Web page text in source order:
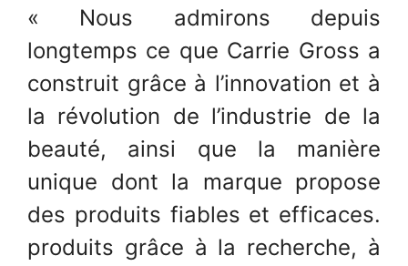
« Nous admirons depuis
longtemps ce que Carrie Gross a
construit grâce à l’innovation et à
la révolution de l’industrie de la
beauté, ainsi que la manière
unique dont la marque propose
des produits fiables et efficaces.
produits grâce à la recherche, à